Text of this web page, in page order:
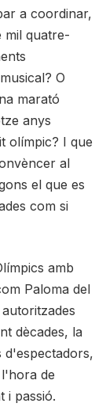
a coordinar,
mil quatre-
O
marató
anys
olímpic? I que
al
el que es
com si
amb
Paloma del
dècades, la
d'espectadors,
de
i passió.